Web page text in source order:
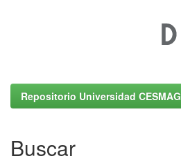
Repositorio Universidad CESMAG
Buscar